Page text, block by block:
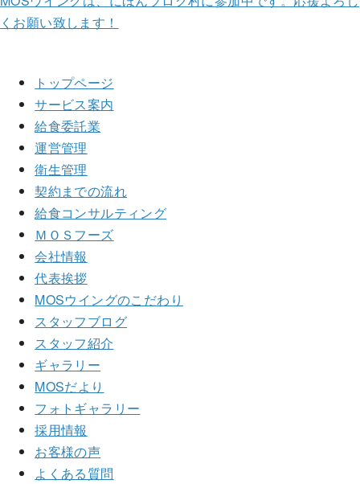
くお願い致します！
トップページ
サービス案内
給食委託業
運営管理
衛生管理
契約までの流れ
給食コンサルティング
ＭＯＳフーズ
会社情報
代表挨拶
MOSウイングのこだわり
スタッフブログ
スタッフ紹介
ギャラリー
MOSだより
フォトギャラリー
採用情報
お客様の声
よくある質問